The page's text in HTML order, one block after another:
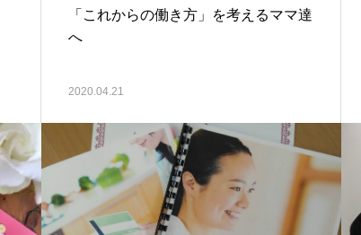
「これからの働き方」を考えるママ達
へ
2020.04.21